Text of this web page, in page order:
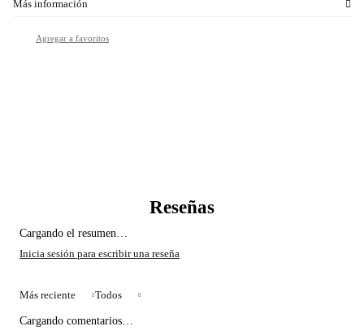
Más información
Cargando el resumen…
Más reciente Todos
Cargando comentarios…